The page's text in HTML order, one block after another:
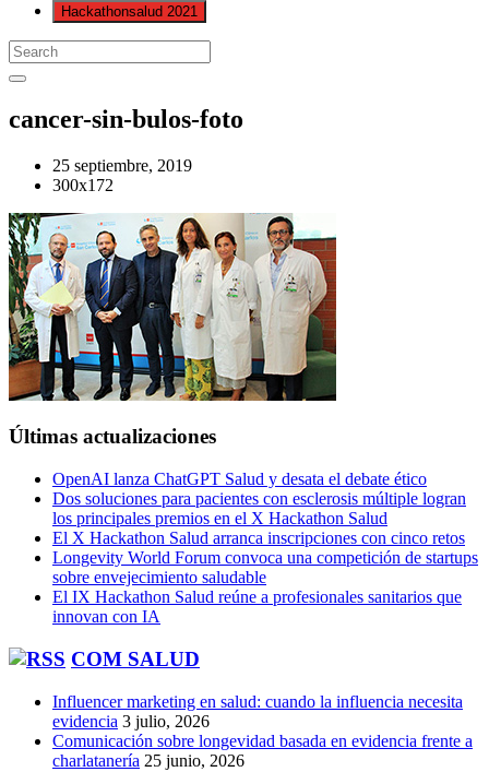
Hackathonsalud 2021
cancer-sin-bulos-foto
25 septiembre, 2019
300x172
Últimas actualizaciones
OpenAI lanza ChatGPT Salud y desata el debate ético
Dos soluciones para pacientes con esclerosis múltiple logran
los principales premios en el X Hackathon Salud
El X Hackathon Salud arranca inscripciones con cinco retos
Longevity World Forum convoca una competición de startups
sobre envejecimiento saludable
El IX Hackathon Salud reúne a profesionales sanitarios que
innovan con IA
COM SALUD
Influencer marketing en salud: cuando la influencia necesita
evidencia 3 julio, 2026
Comunicación sobre longevidad basada en evidencia frente a
charlatanería 25 junio, 2026